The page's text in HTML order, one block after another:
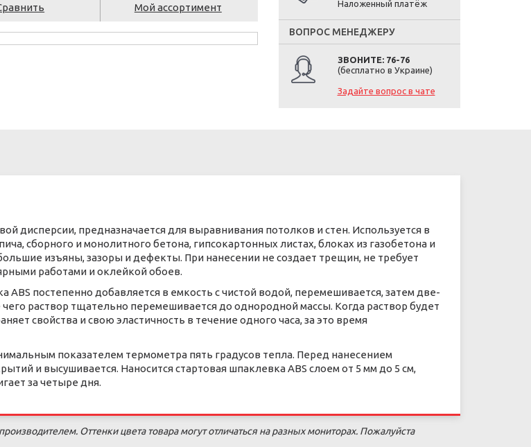
Мой ассортимент
Наложенный платёж
ВОПРОС МЕНЕДЖЕРУ
ЗВОНИТЕ: 76-76
(бесплатно в Украине)
Задайте вопрос в чате
дисперсии, предназначается для выравнивания потолков и стен. Используется в
сборного и монолитного бетона, гипсокартонных листах, блоках из газобетона и
изъяны, зазоры и дефекты. При нанесении не создает трещин, не требует
работами и оклейкой обоев.
постепенно добавляется в емкость с чистой водой, перемешивается, затем две-
раствор тщательно перемешивается до однородной массы. Когда раствор будет
свойства и свою эластичность в течение одного часа, за это время
показателем термометра пять градусов тепла. Перед нанесением
и высушивается. Наносится стартовая шпаклевка ABS слоем от 5 мм до 5 см,
за четыре дня.
Оттенки цвета товара могут отличаться на разных мониторах. Пожалуйста